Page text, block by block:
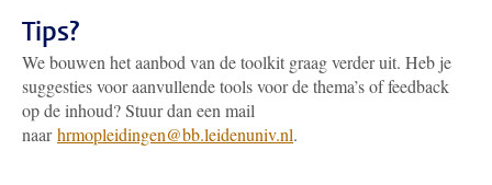
Tips?
We bouwen het aanbod van de toolkit graag verder uit. Heb je
suggesties voor aanvullende tools voor de thema’s of feedback
op de inhoud? Stuur dan een mail
naarhrmopleidingen@bb.leidenuniv.nl.